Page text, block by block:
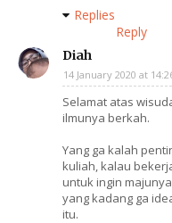
Replies
Reply
Diah
14 January 2020 at
Selamat atas
ilmunya berkah.
Yang ga kalah
kuliah, kalau
untuk ingin
yang kadang ga
itu.